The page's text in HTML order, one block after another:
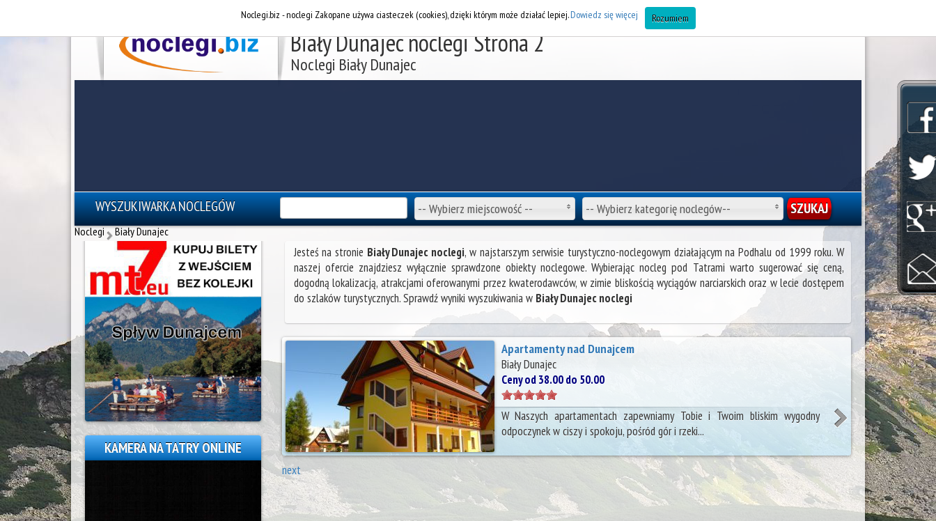
DODAJ OBIEKT DO BAZY (Noclegi Zakopane) »
Biały Dunajec noclegi Strona 2
Noclegi Biały Dunajec
WYSZUKIWARKA NOCLEGÓW -- Wybierz miejscowość -- -- Wybierz kategorię noclegów--
Noclegi Biały Dunajec
Jesteś na stronie Biały Dunajec noclegi, w najstarszym serwisie turystyczno-noclegowym działającym na Podhalu od 1999 roku. W
naszej ofercie znajdziesz wyłącznie sprawdzone obiekty noclegowe. Wybierając nocleg pod Tatrami warto sugerować się ceną,
dogodną lokalizacją, atrakcjami oferowanymi przez kwaterodawców, w zimie bliskością wyciągów narciarskich oraz w lecie dostępem
do szlaków turystycznych. Sprawdź wyniki wyszukiwania w Biały Dunajec noclegi
Apartamenty nad Dunajcem
Biały Dunajec
Ceny od 38.00 do 50.00
W Naszych apartamentach zapewniamy Tobie i Twoim bliskim wygodny
odpoczynek w ciszy i spokoju, pośród gór i rzeki...
next
reklama - noclegi Zakopane
KAMERA NA TATRY ONLINE
Noclegi.biz - noclegi Zakopane używa ciasteczek (cookies), dzięki którym może działać lepiej.Dowiedz się więcej Rozumiem